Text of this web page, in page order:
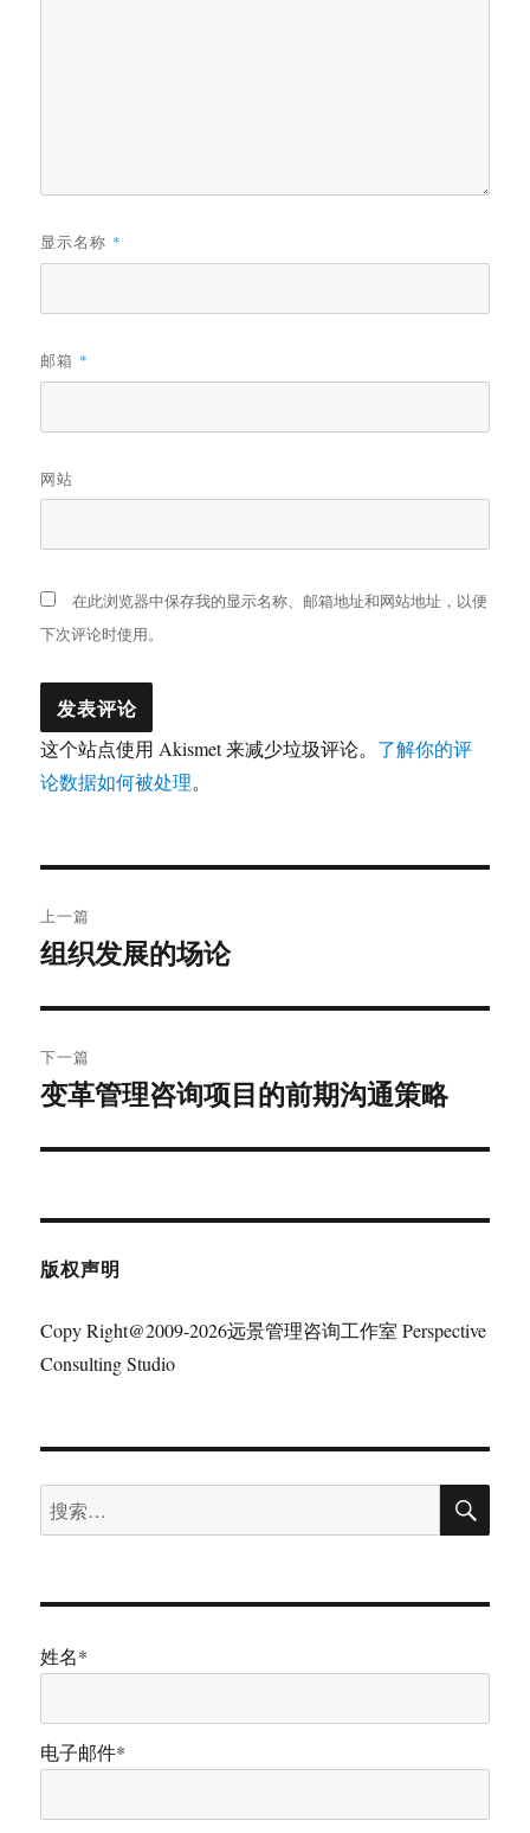
显示名称 *
邮箱 *
网站
在此浏览器中保存我的显示名称、邮箱地址和网站地址，以便
下次评论时使用。
这个站点使用 Akismet 来减少垃圾评论。 了解你的评
论数据如何被处理。
章
航
上一篇
上
文
章：
组织发展的场论
下一篇
下
文
变革管理咨询项目的前期沟通策略
版权声明
Copy Right@2009-2026远景管理咨询工作室 Perspective
Consulting Studio
搜
索：
搜
姓名*
电子邮件*